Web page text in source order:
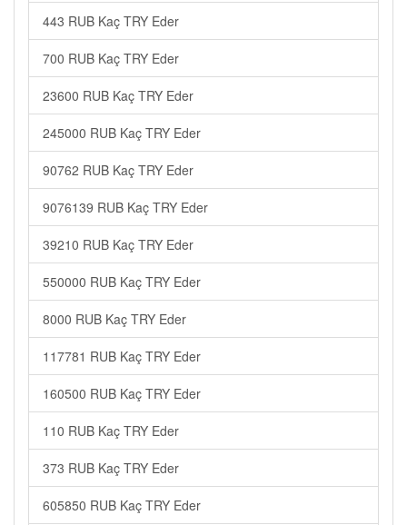
443 RUB Kaç TRY Eder
700 RUB Kaç TRY Eder
23600 RUB Kaç TRY Eder
245000 RUB Kaç TRY Eder
90762 RUB Kaç TRY Eder
9076139 RUB Kaç TRY Eder
39210 RUB Kaç TRY Eder
550000 RUB Kaç TRY Eder
8000 RUB Kaç TRY Eder
117781 RUB Kaç TRY Eder
160500 RUB Kaç TRY Eder
110 RUB Kaç TRY Eder
373 RUB Kaç TRY Eder
605850 RUB Kaç TRY Eder